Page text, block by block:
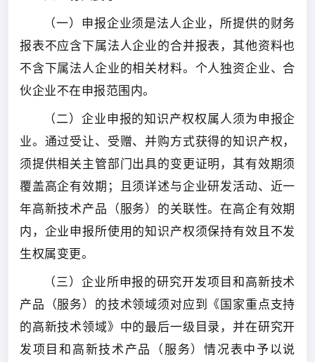
（一）申报企业须是法人企业，所提供的财务
报表不应含下属法人企业的合并报表，其他资料也
不含下属法人企业的相关材料。个人独资企业、合
伙企业不在申报范围内。
（二）企业申报的知识产权权属人须为申报企
业。通过受让、受赠、并购方式获得的知识产权，
须提供相关主管部门出具的变更证明，其有效期须
覆盖高企有效期；且须详述与企业研发活动、近一
年高新技术产品（服务）的关联性。在高企有效期
内，企业申报所使用的知识产权须保持有效且不发
生权属变更。
（三）企业所申报的研究开发项目和高新技术
产品（服务）的技术领域须对应到《国家重点支持
的高新技术领域》中的最后一级目录，并在研究开
发项目和高新技术产品（服务）情况表中予以说